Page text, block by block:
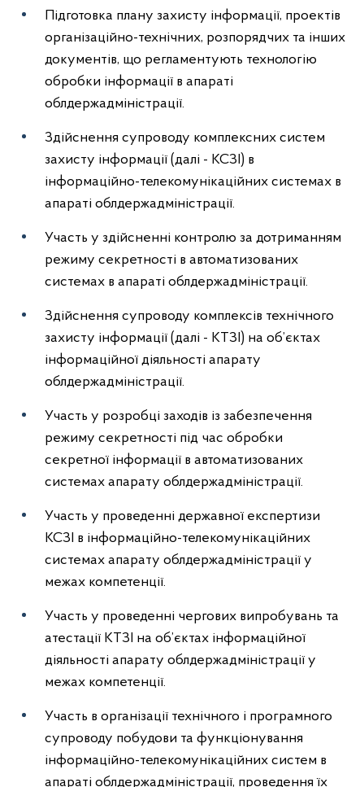
Підготовка плану захисту інформації, проектів
організаційно-технічних, розпорядчих та інших
документів, що регламентують технологію
обробки інформації в апараті
облдержадміністрації.
Здійснення супроводу комплексних систем
захисту інформації (далі - КСЗІ) в
інформаційно-телекомунікаційних системах в
апараті облдержадміністрації.
Участь у здійсненні контролю за дотриманням
режиму секретності в автоматизованих
системах в апараті облдержадміністрації.
Здійснення супроводу комплексів технічного
захисту інформації (далі - КТЗІ) на об’єктах
інформаційної діяльності апарату
облдержадміністрації.
Участь у розробці заходів із забезпечення
режиму секретності під час обробки
секретної інформації в автоматизованих
системах апарату облдержадміністрації.
Участь у проведенні державної експертизи
КСЗІ в інформаційно-телекомунікаційних
системах апарату облдержадміністрації у
межах компетенції.
Участь у проведенні чергових випробувань та
атестації КТЗІ на об’єктах інформаційної
діяльності апарату облдержадміністрації у
межах компетенції.
Участь в організації технічного і програмного
супроводу побудови та функціонування
інформаційно-телекомунікаційних систем в
апараті облдержадміністрації, проведення їх